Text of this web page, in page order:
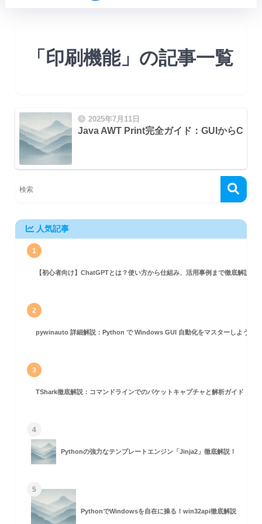
なる2ページの印刷
「印刷機能」の記事一覧
2025年7月11日
Java AWT Print完全ガイド：GUIからCUI
人気記事
1
【初心者向け】ChatGPTとは？使い方から仕組み、活用事例まで徹底解説
2
pywinauto 詳細解説：Python で Windows GUI 自動化をマスターしよう！
3
TShark徹底解説：コマンドラインでのパケットキャプチャと解析ガイド
4
Pythonの強力なテンプレートエンジン「Jinja2」徹底解説！
5
PythonでWindowsを自在に操る！win32api徹底解説